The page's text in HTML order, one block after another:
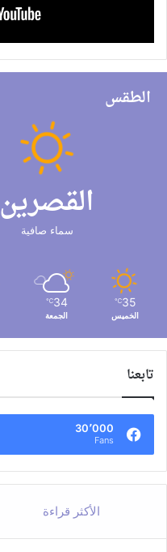
الطقس
القصرين
سماء صافية
35
℃
الخميس
34
℃
الجمعة
تابعنا
30٬000
Fans
الأكثر قراءة